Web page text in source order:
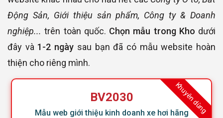
Động Sản, Giới thiệu sản phẩm, Công ty & Doanh
nghiệp... trên toàn quốc. Chọn mẫu trong Kho dưới
đây và 1-2 ngày sau bạn đã có mẫu website hoàn
thiện cho riêng mình.
Khuyên dùng
BV2030
Mẫu web giới thiệu kinh doanh xe hơi hãng